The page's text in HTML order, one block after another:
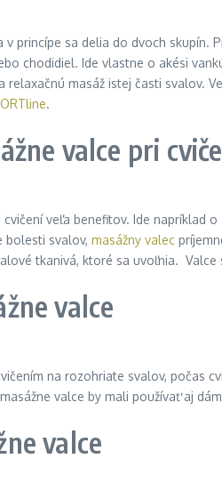
princípe sa delia do dvoch skupín.
chodidiel. Ide vlastne o akési
masáž istej časti svalov.
.
valce pri
veľa benefitov. Ide
bolesti svalov, masážny valec
tkanivá, ktoré sa uvoľnia.
valce
na rozohriate svalov, počas
valce by mali používať aj
valce